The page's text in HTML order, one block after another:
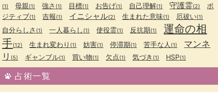
(1) 母親(1) 強さ (1) 目標(1) お告げ(1) 自己理解(1) 守護霊(2)
ポ
ジティブ(1) 吉報(1) イニシャル(2) 生まれた意味(1) 厄祓い(1)
自分らしさ (1) 一人暮らし (1) 使役霊(1) 反抗期(1)
運命の相
手(12) 生まれ変わり (1) 妨害(1) 停滞期(1) 苦手な人 (1)
マンネ
リ (5) ギャンブル(1) 買い物(1) 欠点(1) 気づき (1) HSP(1)
占術一覧